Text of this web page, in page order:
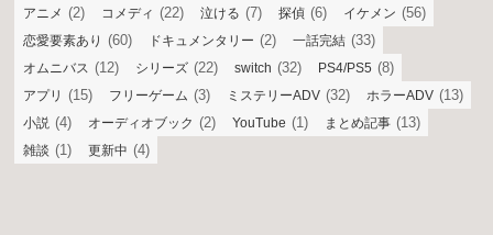
アニメ (2) コメディ (22) 泣ける (7) 探偵 (6) イケメン (56)
恋愛要素あり (60) ドキュメンタリー (2) 一話完結 (33)
オムニバス (12) シリーズ (22) switch (32) PS4/PS5 (8)
アプリ (15) フリーゲーム (3) ミステリーADV (32) ホラーADV (13)
小説 (4) オーディオブック (2) YouTube (1) まとめ記事 (13)
雑談 (1) 更新中 (4)